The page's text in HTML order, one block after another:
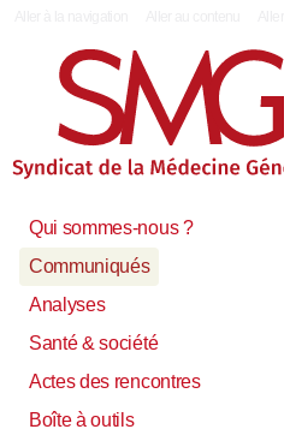
Qui sommes-nous ?
Communiqués
Analyses
Santé & société
Actes des rencontres
Boîte à outils